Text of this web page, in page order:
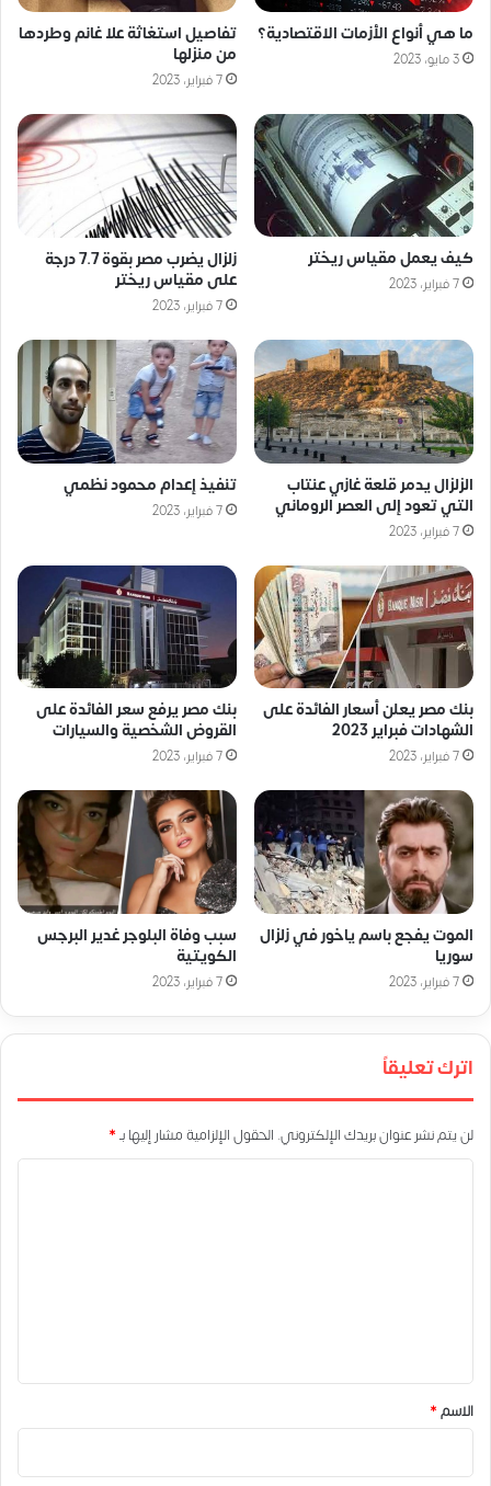
ما هي أنواع الأزمات الاقتصادية؟
3 مايو، 2023
تفاصيل استغاثة علا غانم وطردها
من منزلها
7 فبراير، 2023
كيف يعمل مقياس ريختر
7 فبراير، 2023
زلزال يضرب مصر بقوة 7.7 درجة
على مقياس ريختر
7 فبراير، 2023
الزلزال يدمر قلعة غازي عنتاب
التي تعود إلى العصر الروماني
7 فبراير، 2023
تنفيذ إعدام محمود نظمي
7 فبراير، 2023
بنك مصر يعلن أسعار الفائدة على
الشهادات فبراير 2023
7 فبراير، 2023
بنك مصر يرفع سعر الفائدة على
القروض الشخصية والسيارات
7 فبراير، 2023
الموت يفجع باسم ياخور في زلزال
سوريا
7 فبراير، 2023
سبب وفاة البلوجر غدير البرجس
الكويتية
7 فبراير، 2023
اترك تعليقاً
لن يتم نشر عنوان بريدك الإلكتروني. الحقول الإلزامية مشار إليها بـ*
*
الاسم*